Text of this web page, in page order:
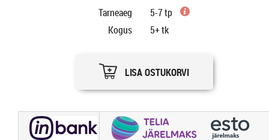
Tarneaeg
5-7 tp
Kogus
5+tk
LISA OSTUKORVI